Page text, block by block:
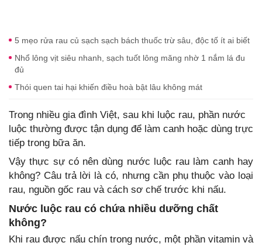
5 mẹo rửa rau củ sạch sạch bách thuốc trừ sâu, độc tố ít ai biết
Nhổ lông vịt siêu nhanh, sạch tuốt lông măng nhờ 1 nắm lá đu
đủ
Thói quen tai hại khiến điều hoà bật lâu không mát
Trong nhiều gia đình Việt, sau khi luộc rau, phần nước
luộc thường được tận dụng để làm canh hoặc dùng trực
tiếp trong bữa ăn.
Vậy thực sự có nên dùng nước luộc rau làm canh hay
không? Câu trả lời là có, nhưng cần phụ thuộc vào loại
rau, nguồn gốc rau và cách sơ chế trước khi nấu.
Nước luộc rau có chứa nhiều dưỡng chất
không?
Khi rau được nấu chín trong nước, một phần vitamin và